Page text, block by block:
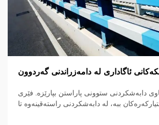
ئاگاداری لە دامەزراندنی گەردوون
دابەشکردنی ستوونی پاراستن بپارێزە. فێری
ببە، لە دابەشکردنی راستەقینەوە تا